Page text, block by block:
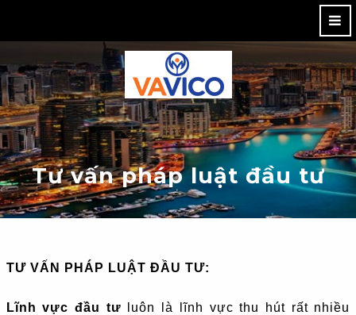
Tư vấn pháp luật đầu tư
TƯ VẤN PHÁP LUẬT ĐẦU TƯ:
Lĩnh vực đầu tư luôn là lĩnh vực thu hút rất nhiều